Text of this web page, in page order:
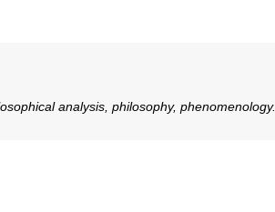
analysis, philosophy, phenomenology.